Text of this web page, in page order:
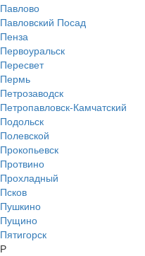
Павлово
Павловский Посад
Пенза
Первоуральск
Пересвет
Пермь
Петрозаводск
Петропавловск-Камчатский
Подольск
Полевской
Прокопьевск
Протвино
Прохладный
Псков
Пушкино
Пущино
Пятигорск
Р